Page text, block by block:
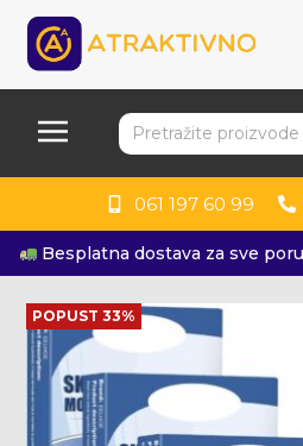
061 197 60 99
Besplatna dostava za sve
POPUST 33%